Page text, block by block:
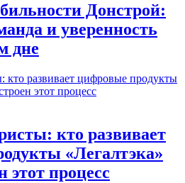
Донстрой:
и уверенность
дне
кто развивает
«Легалтэка»
этот процесс